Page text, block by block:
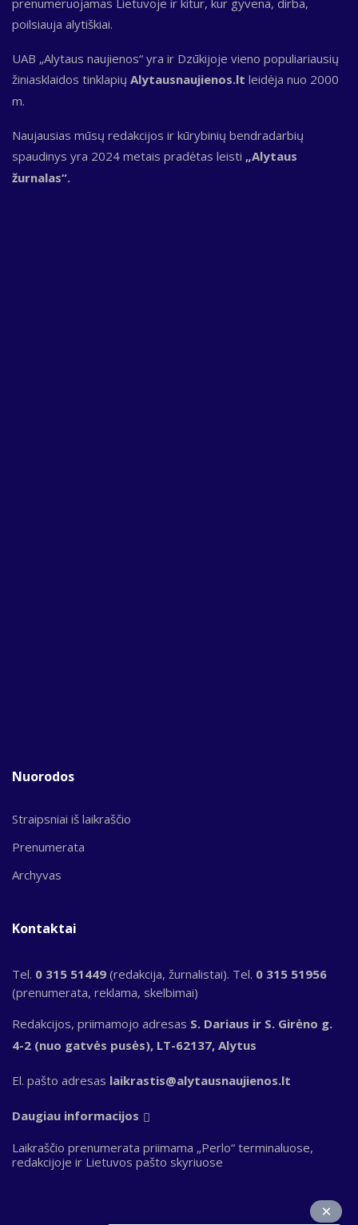
poilsiauja alytiškiai.
UAB „Alytaus naujienos“ yra ir Dzūkijoje vieno populiariausių
žiniasklaidos tinklapių Alytausnaujienos.lt leidėja nuo 2000
m.
Naujausias mūsų redakcijos ir kūrybinių bendradarbių
spaudinys yra 2024 metais pradėtas leisti „Alytaus
žurnalas“.
Nuorodos
Straipsniai iš laikraščio
Prenumerata
Archyvas
Kontaktai
Tel. 0 315 51449 (redakcija, žurnalistai). Tel. 0 315 51956
(prenumerata, reklama, skelbimai)
Redakcijos, priimamojo adresas S. Dariaus ir S. Girėno g.
4-2 (nuo gatvės pusės), LT-62137, Alytus
El. pašto adresas laikrastis@alytausnaujienos.lt
Daugiau informacijos
Laikraščio prenumerata priimama „Perlo“ terminaluose,
redakcijoje ir Lietuvos pašto skyriuose